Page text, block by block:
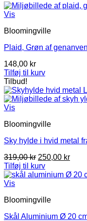
Vis
Bloomingville
Plaid, Grøn af
148,00 kr
Tilføj til kurv
Tilbud!
Vis
Bloomingville
Sky hylde i hvid metal
319,00kr Den
oprindelige
pris
250,00 krDen
pris
Tilføj til kurv
Vis
Bloomingville
Skål Aluminium Ø 20